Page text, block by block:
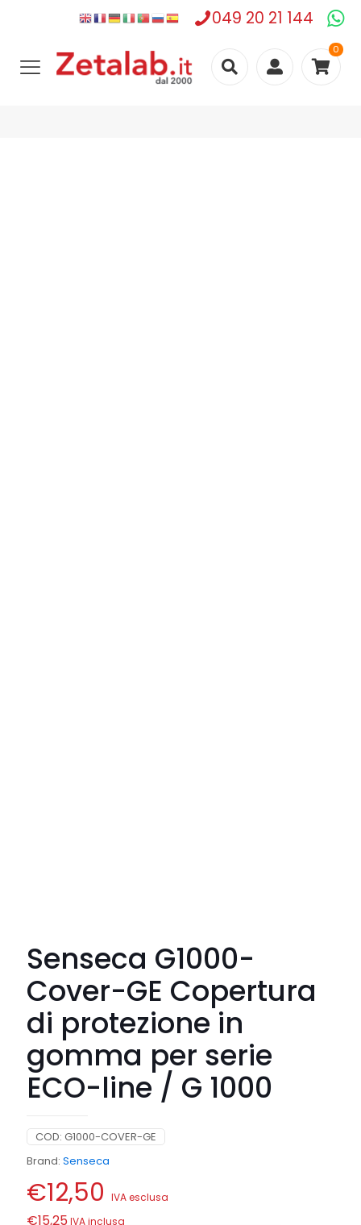
049 20 21 144
0
Senseca G1000-
Cover-GE Copertura
di protezione in
gomma per serie
ECO-line / G 1000
COD: G1000-COVER-GE
Brand: Senseca
€12,50 IVA esclusa
€15,25IVA inclusa